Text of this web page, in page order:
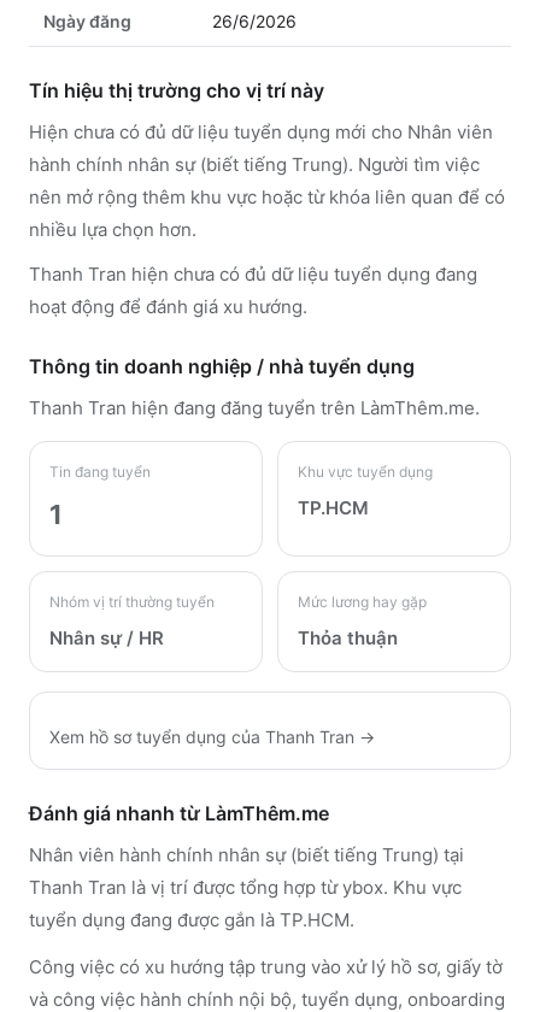
Ngày đăng 26/6/2026
Tín hiệu thị trường cho vị trí này
Hiện chưa có đủ dữ liệu tuyển dụng mới cho Nhân viên
hành chính nhân sự (biết tiếng Trung). Người tìm việc
nên mở rộng thêm khu vực hoặc từ khóa liên quan để có
nhiều lựa chọn hơn.
Thanh Tran hiện chưa có đủ dữ liệu tuyển dụng đang
hoạt động để đánh giá xu hướng.
Thông tin doanh nghiệp / nhà tuyển dụng
Thanh Tran hiện đang đăng tuyển trên LàmThêm.me.
Tin đang tuyển
1
Khu vực tuyển dụng
TP.HCM
Nhóm vị trí thường tuyển
Nhân sự / HR
Mức lương hay gặp
Thỏa thuận
Xem hồ sơ tuyển dụng của Thanh Tran →
Đánh giá nhanh từ LàmThêm.me
Nhân viên hành chính nhân sự (biết tiếng Trung) tại
Thanh Tran là vị trí được tổng hợp từ ybox. Khu vực
tuyển dụng đang được gắn là TP.HCM.
Công việc có xu hướng tập trung vào xử lý hồ sơ, giấy tờ
và công việc hành chính nội bộ, tuyển dụng, onboarding